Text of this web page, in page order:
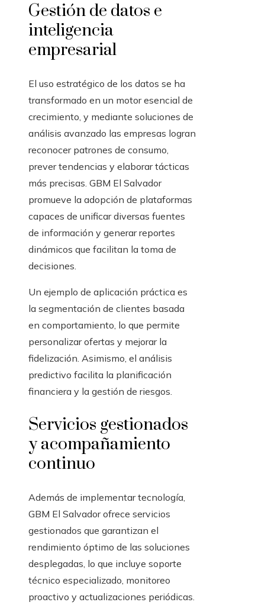
Gestión de datos e
inteligencia
empresarial
El uso estratégico de los datos se ha
transformado en un motor esencial de
crecimiento, y mediante soluciones de
análisis avanzado las empresas logran
reconocer patrones de consumo,
prever tendencias y elaborar tácticas
más precisas. GBM El Salvador
promueve la adopción de plataformas
capaces de unificar diversas fuentes
de información y generar reportes
dinámicos que facilitan la toma de
decisiones.
Un ejemplo de aplicación práctica es
la segmentación de clientes basada
en comportamiento, lo que permite
personalizar ofertas y mejorar la
fidelización. Asimismo, el análisis
predictivo facilita la planificación
financiera y la gestión de riesgos.
Servicios gestionados
y acompañamiento
continuo
Además de implementar tecnología,
GBM El Salvador ofrece servicios
gestionados que garantizan el
rendimiento óptimo de las soluciones
desplegadas, lo que incluye soporte
técnico especializado, monitoreo
proactivo y actualizaciones periódicas.